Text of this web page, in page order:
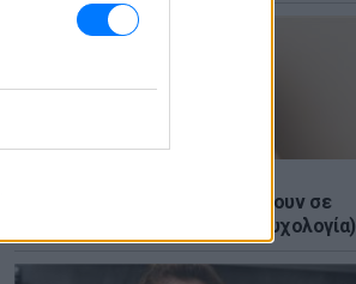
Γιατί τα κομπλιμέντα σε φέρνουν σε
δύσκολη θέση (και τι λέει η ψυχολογία)